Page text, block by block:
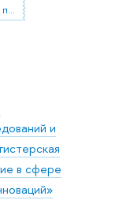
управление цифровыми продуктами
и
в сфере